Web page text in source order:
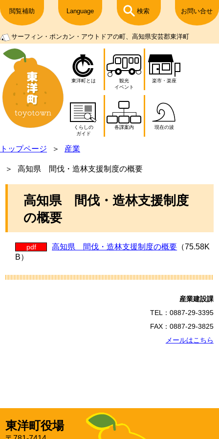
閲覧補助 Language 検索 お問い合せ
サーフィン・ポンカン・アウトドアの町、高知県安芸郡東洋町
東洋町とは
観光
イベント
楽市・楽座
くらしの
ガイド
各課案内 現在の波
トップページ 産業
高知県 間伐・造林支援制度の概要
高知県 間伐・造林支援制度
の概要
pdf 高知県 間伐・造林支援制度の概要 （75.58K
B）
産業建設課
TEL：0887-29-3395
FAX：0887-29-3825
メールはこちら
東洋町役場